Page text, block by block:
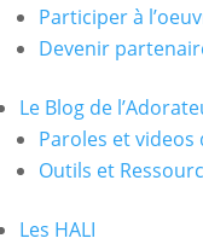
Participer à
Devenir
Le Blog de
Paroles et videos
Outils et
Les HALI